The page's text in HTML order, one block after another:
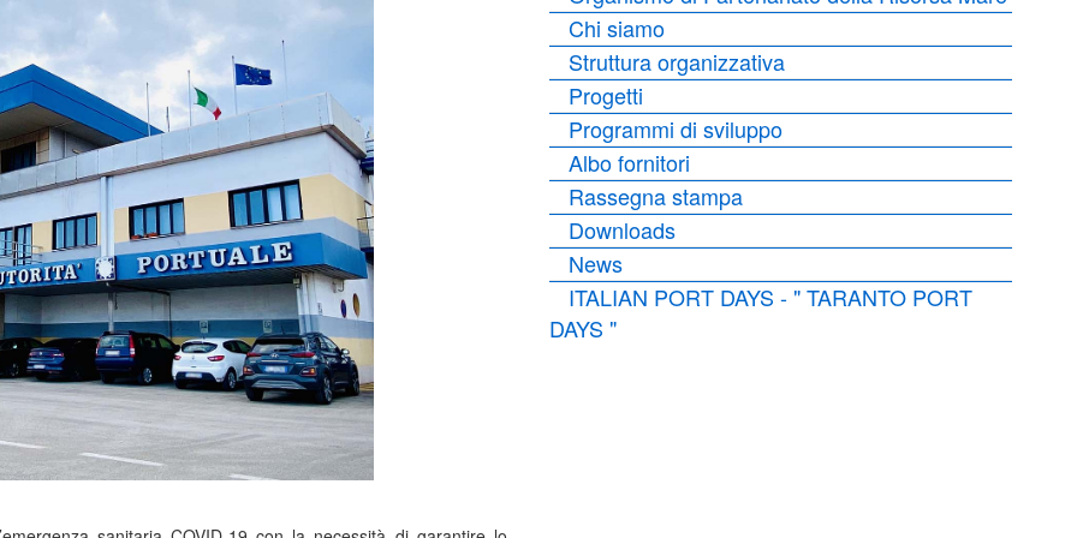
Chi siamo
Struttura organizzativa
Progetti
Programmi di sviluppo
Albo fornitori
Rassegna stampa
Downloads
News
ITALIAN PORT DAYS - " TARANTO PORT
DAYS "